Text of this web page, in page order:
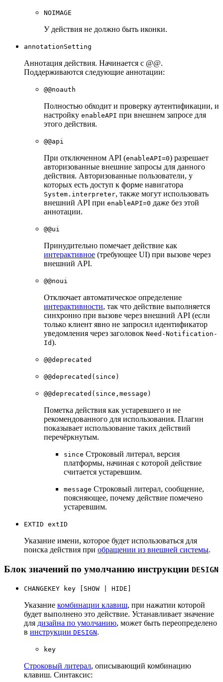
NOIMAGE
У действия не должно быть иконки.
annotationSetting
Аннотация действия. Начинается с @@.
Поддерживаются следующие аннотации:
@@noauth
Полностью обходит и проверку аутентификации, и
настройку enableAPI при внешнем запросе для
этого действия.
@@api
При отключенном API (enableAPI=0) разрешает
авторизованные внешние запросы для данного
действия. Авторизованные пользователи, у
которых есть доступ к форме навигатора
System.interpreter, также могут использовать
внешний API при enableAPI=0 даже без этой
аннотации.
@@ui
Принудительно помечает действие как
интерактивное (требующее UI) при вызове через
внешний API.
@@noui
Отключает автоматическое определение
интерактивности, так что действие выполняется
синхронно при вызове через внешний API (если
только клиент явно не запросил идентификатор
уведомления через заголовок Need-Notification-
Id).
@@deprecated
@@deprecated(since)
@@deprecated(since,message)
Пометка действия как устаревшего и не
рекомендованного для использования. Плагин
показывает использование таких действий
перечёркнутым.
since Строковый литерал, версия
платформы, начиная с которой действие
считается устаревшим.
message Строковый литерал, сообщение,
поясняющее, почему действие помечено
устаревшим.
EXTID extID
Указание имени, которое будет использоваться для
поиска действия при обращении из внешней системы.
Блок значений по умолчанию инструкции DESIGN
CHANGEKEY key [SHOW | HIDE]
Указание комбинации клавиш, при нажатии которой
будет выполнено это действие. Устанавливает значение
для дизайна по умолчанию, может быть переопределено
в инструкции DESIGN.
key
Строковый литерал, описывающий комбинацию
клавиш. Синтаксис: